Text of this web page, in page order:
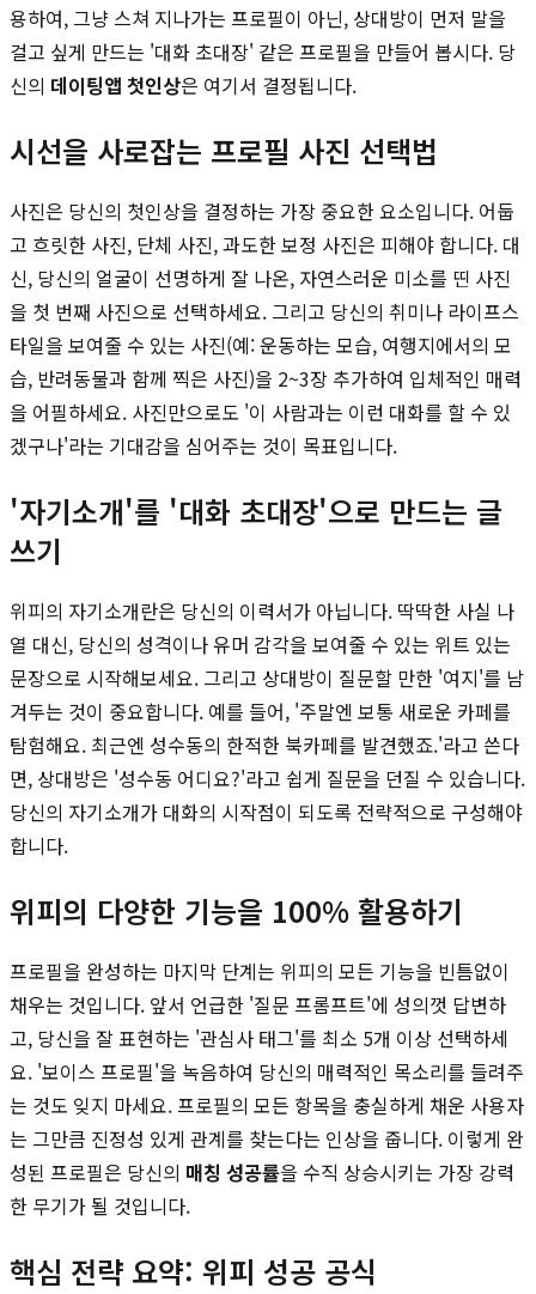
용하여, 그냥 스쳐 지나가는 프로필이 아닌, 상대방이 먼저 말을
걸고 싶게 만드는 '대화 초대장' 같은 프로필을 만들어 봅시다. 당
신의 데이팅앱 첫인상은 여기서 결정됩니다.
시선을 사로잡는 프로필 사진 선택법
사진은 당신의 첫인상을 결정하는 가장 중요한 요소입니다. 어둡
고 흐릿한 사진, 단체 사진, 과도한 보정 사진은 피해야 합니다. 대
신, 당신의 얼굴이 선명하게 잘 나온, 자연스러운 미소를 띤 사진
을 첫 번째 사진으로 선택하세요. 그리고 당신의 취미나 라이프스
타일을 보여줄 수 있는 사진(예: 운동하는 모습, 여행지에서의 모
습, 반려동물과 함께 찍은 사진)을 2~3장 추가하여 입체적인 매력
을 어필하세요. 사진만으로도 '이 사람과는 이런 대화를 할 수 있
겠구나'라는 기대감을 심어주는 것이 목표입니다.
'자기소개'를 '대화 초대장'으로 만드는 글
쓰기
위피의 자기소개란은 당신의 이력서가 아닙니다. 딱딱한 사실 나
열 대신, 당신의 성격이나 유머 감각을 보여줄 수 있는 위트 있는
문장으로 시작해보세요. 그리고 상대방이 질문할 만한 '여지'를 남
겨두는 것이 중요합니다. 예를 들어, '주말엔 보통 새로운 카페를
탐험해요. 최근엔 성수동의 한적한 북카페를 발견했죠.'라고 쓴다
면, 상대방은 '성수동 어디요?'라고 쉽게 질문을 던질 수 있습니다.
당신의 자기소개가 대화의 시작점이 되도록 전략적으로 구성해야
합니다.
위피의 다양한 기능을 100% 활용하기
프로필을 완성하는 마지막 단계는 위피의 모든 기능을 빈틈없이
채우는 것입니다. 앞서 언급한 '질문 프롬프트'에 성의껏 답변하
고, 당신을 잘 표현하는 '관심사 태그'를 최소 5개 이상 선택하세
요. '보이스 프로필'을 녹음하여 당신의 매력적인 목소리를 들려주
는 것도 잊지 마세요. 프로필의 모든 항목을 충실하게 채운 사용자
는 그만큼 진정성 있게 관계를 찾는다는 인상을 줍니다. 이렇게 완
성된 프로필은 당신의 매칭 성공률을 수직 상승시키는 가장 강력
한 무기가 될 것입니다.
핵심 전략 요약: 위피 성공 공식